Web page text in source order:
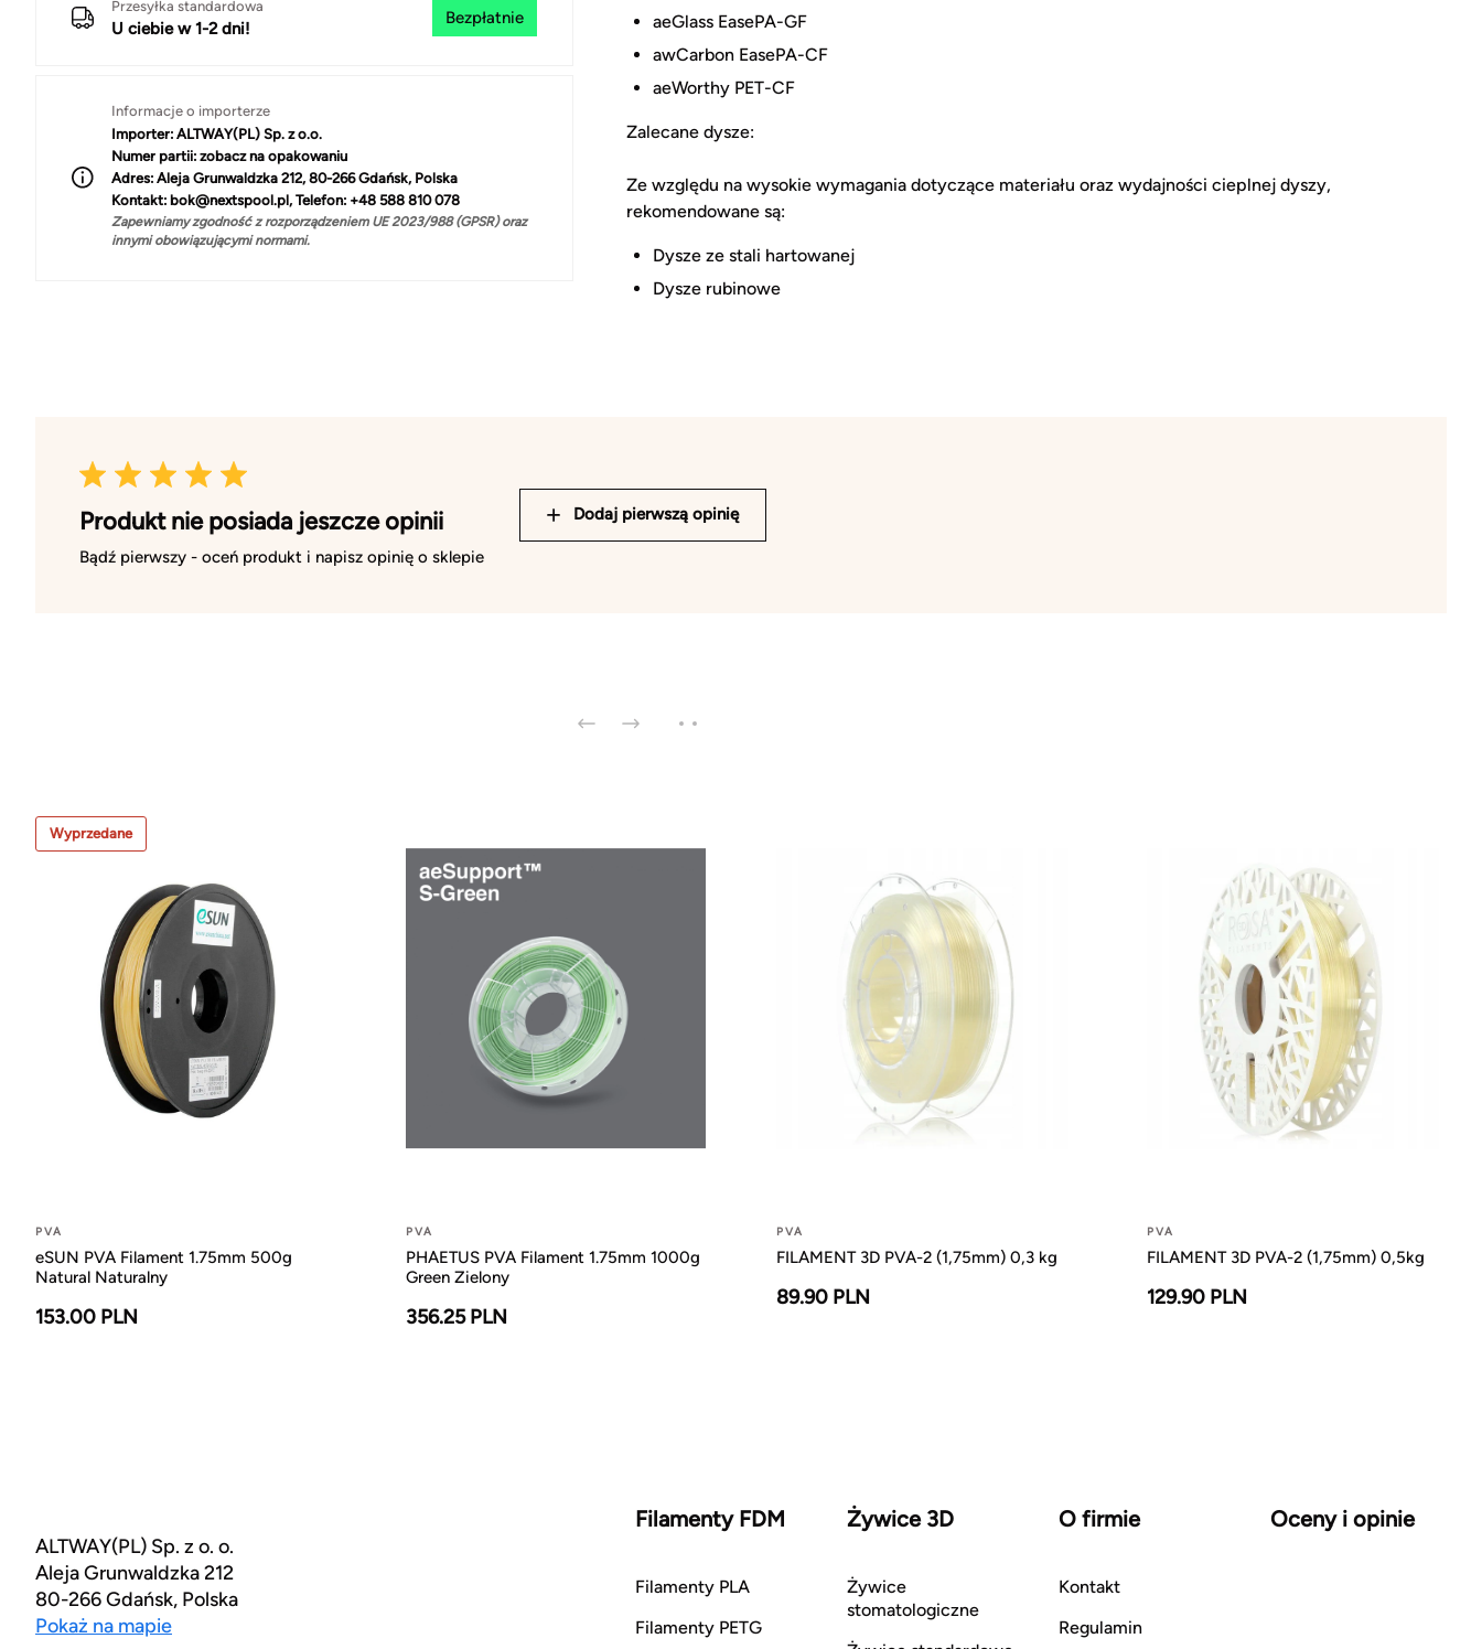
Przesyłka standardowa
U ciebie w 1-2 dni!
Bezpłatnie
Informacje o importerze
Importer: ALTWAY(PL) Sp. z o.o.
Numer partii: zobacz na opakowaniu
Adres: Aleja Grunwaldzka 212, 80-266 Gdańsk, Polska
Kontakt: bok@nextspool.pl, Telefon: +48 588 810 078
Zapewniamy zgodność z rozporządzeniem UE 2023/988 (GPSR) oraz
innymi obowiązującymi normami.
aeGlass EasePA-GF
awCarbon EasePA-CF
aeWorthy PET-CF
Zalecane dysze:
Ze względu na wysokie wymagania dotyczące materiału oraz wydajności cieplnej dyszy,
rekomendowane są:
Dysze ze stali hartowanej
Dysze rubinowe
Produkt nie posiada jeszcze opinii
Bądź pierwszy - oceń produkt i napisz opinię o sklepie
Dodaj pierwszą opinię
Wyprzedane
PVA
eSUN PVA Filament 1.75mm 500g
Natural Naturalny
153.00 PLN
PVA
PHAETUS PVA Filament 1.75mm 1000g
Green Zielony
356.25 PLN
PVA
FILAMENT 3D PVA-2 (1,75mm) 0,3 kg
89.90 PLN
PVA
FILAMENT 3D PVA-2 (1,75mm) 0,5kg
129.90 PLN
ALTWAY(PL) Sp. z o. o.
Aleja Grunwaldzka 212
80-266 Gdańsk, Polska
Pokaż na mapie
Filamenty FDM
Filamenty PLA
Filamenty PETG
Żywice 3D
Żywice
stomatologiczne
O firmie
Kontakt
Regulamin
Oceny i opinie